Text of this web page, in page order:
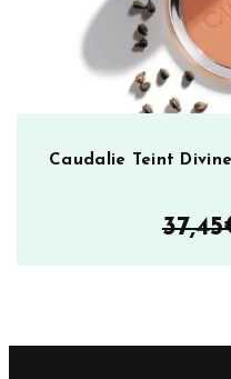
Caudalie Teint
37,45